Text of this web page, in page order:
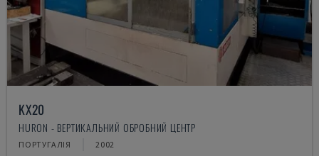
KX20
HURON - ВЕРТИКАЛЬНИЙ ОБРОБНИЙ ЦЕНТР
ПОРТУГАЛІЯ 2002